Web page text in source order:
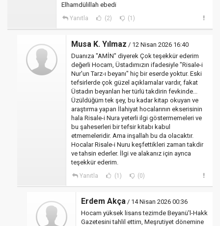
Elhamdülillah ebedi
Yanıtla (2) (1)
Musa K. Yılmaz / 12 Nisan 2026 16:40
Duanıza "AMİN" diyerek Çok teşekkür ederim
değerli Hocam, Üstadımızın ifadesiyle "Risale-i
Nur'un Tarz-ı beyanı" hiç bir eserde yoktur. Eski
tefsirlerde çok güzel açıklamalar vardır, fakat
Üstadın beyanları her türlü takdirin fevkinde...
Üzüldüğüm tek şey, bu kadar kitap okuyan ve
araştırma yapan İlahiyat hocalarının ekserisinin
hala Risale-i Nura yeterli ilgi göstermemeleri ve
bu şaheserleri bir tefsir kitabı kabul
etmemeleridir. Ama inşallah bu da olacaktır.
Hocalar Risale-i Nuru keşfettikleri zaman takdir
ve tahsin ederler. İlgi ve alakanız için ayrıca
teşekkür ederim.
Yanıtla (1) (0)
Erdem Akça / 14 Nisan 2026 00:36
Hocam yüksek lisans tezimde Beyanü'l-Hakk
Gazetesini tahlil ettim, Meşrutiyet dönemine